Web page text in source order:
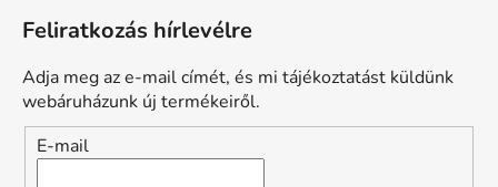
Feliratkozás hírlevélre
Adja meg az e-mail címét, és mi tájékoztatást küldünk
webáruházunk új termékeiről.
E-mail